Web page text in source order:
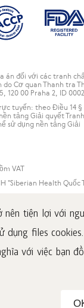
tiện lợi với
dụng files
với việc bạn
án đối với các tranh
Cơ quan Thanh tra
120 00 Praha 2, ID
tuyến: theo Điều 14 §
tảng Giải quyết
sử dụng nền tảng Giải
VAT
"Siberian Health Quốc
từ website này có thể
kết hoạt động đến